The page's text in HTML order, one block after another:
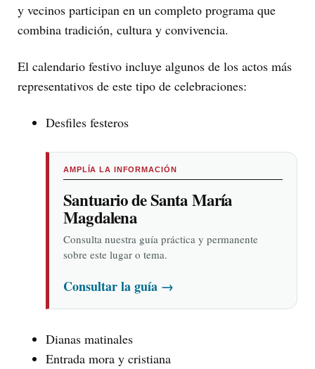
y vecinos participan en un completo programa que
combina tradición, cultura y convivencia.
El calendario festivo incluye algunos de los actos más
representativos de este tipo de celebraciones:
Desfiles festeros
AMPLÍA LA INFORMACIÓN
Santuario de Santa María
Magdalena
Consulta nuestra guía práctica y permanente
sobre este lugar o tema.
Consultar la guía →
Dianas matinales
Entrada mora y cristiana